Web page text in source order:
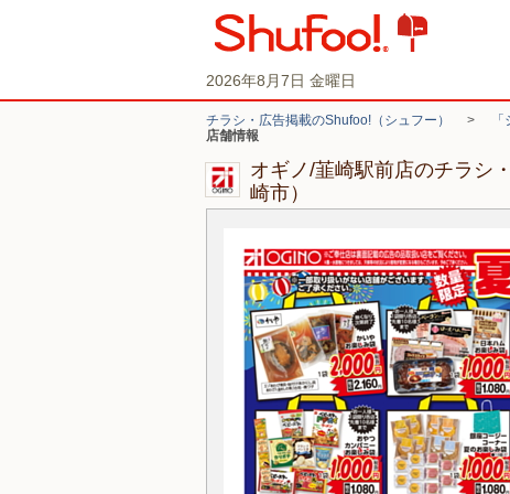
2026年8月7日 金曜日
チラシ・広告掲載のShufoo!（シュフー） >
店舗情報
オギノ/韮崎駅前店のチラシ
崎市）